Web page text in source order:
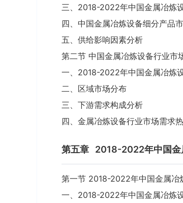
三、2018-2022年中国金属冶炼
四、中国金属冶炼设备细分产品
五、供给影响因素分析
第二节 中国金属冶炼设备行业市
一、2018-2022年中国金属冶炼
二、区域市场分布
三、下游需求构成分析
四、金属冶炼设备行业市场需求
第五章 2018-2022年中国金
第一节 2018-2022年中国金属冶
一、2018-2022年中国金属冶炼